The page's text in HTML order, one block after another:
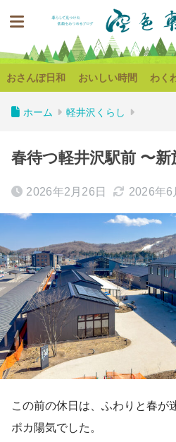
おさんぽ日和 おいしい時間 わく
ホーム 軽井沢くらし
春待つ軽井沢駅前 〜新
2026年2月26日 2026年6
この前の休日は、ふわりと春が
ポカ陽気でした。